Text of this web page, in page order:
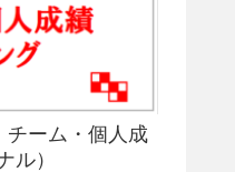
チーム・個人成
ル）